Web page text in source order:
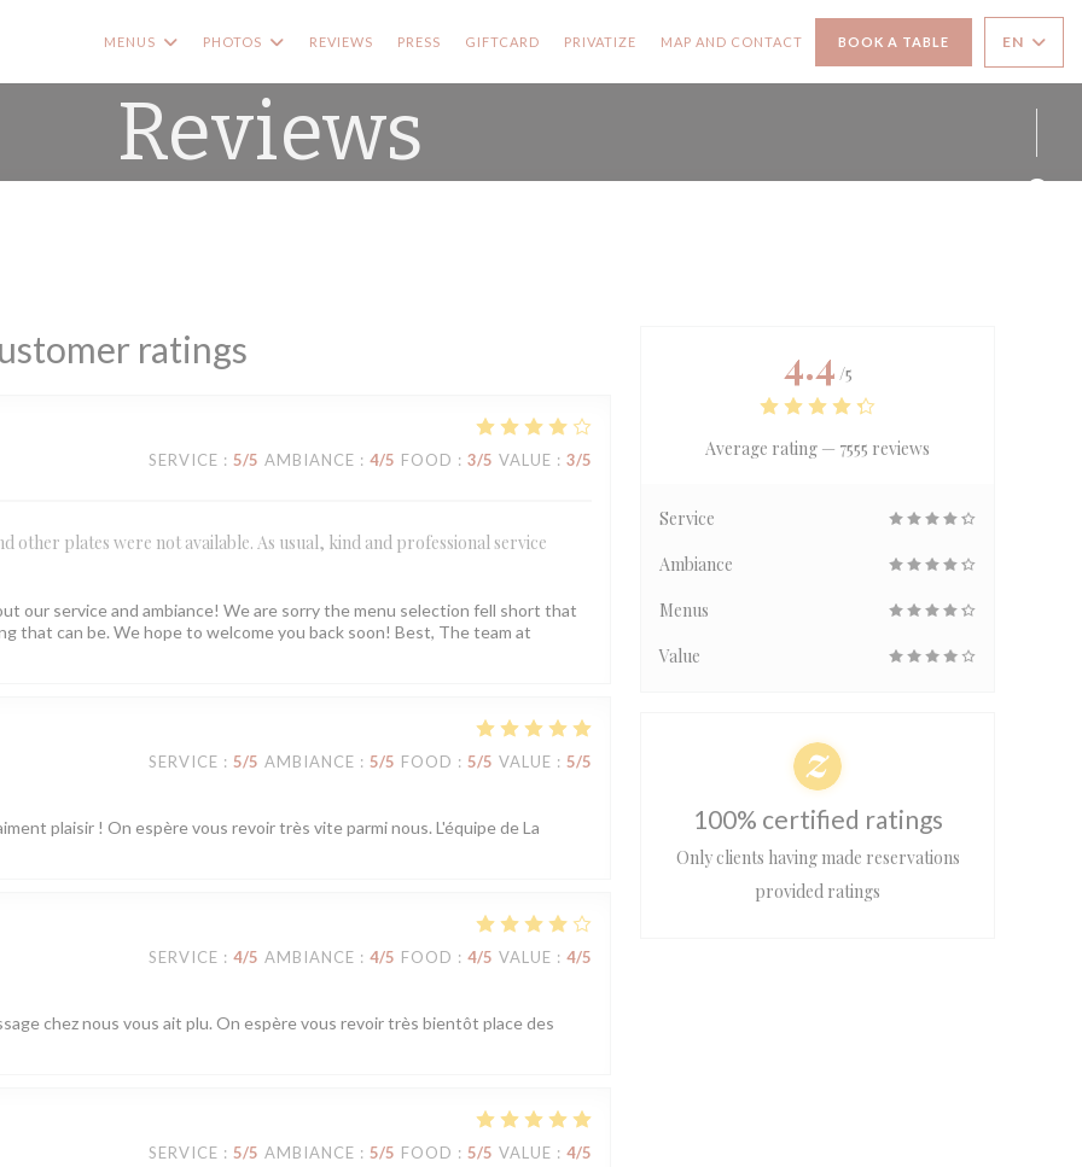
MENUS PHOTOS REVIEWS PRESS GIFTCARD ((OPENS IN A NEW WINDOW))
PRIVATIZE ((OPENS IN A NEW WINDOW))
MAP AND CONTACT BOOK A TABLE EN
Reviews
ratings
SERVICE : 5/5 AMBIANCE : 4/5 FOOD : 3/5 VALUE : 3/5
plates were not available. As usual, kind and professional service
our service and ambiance! We are sorry the menu selection fell short that
that can be. We hope to welcome you back soon! Best, The team at
SERVICE : 5/5 AMBIANCE : 5/5 FOOD : 5/5 VALUE : 5/5
plaisir ! On espère vous revoir très vite parmi nous. L'équipe de La
SERVICE : 4/5 AMBIANCE : 4/5 FOOD : 4/5 VALUE : 4/5
chez nous vous ait plu. On espère vous revoir très bientôt place des
SERVICE : 5/5 AMBIANCE : 5/5 FOOD : 5/5 VALUE : 4/5
4.4 /5
Average rating — 7555 reviews
Service
Ambiance
Menus
Value
100% certified ratings
Only clients having made reservations
provided ratings